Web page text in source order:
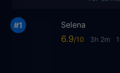
Selena
6.9 3h 2m